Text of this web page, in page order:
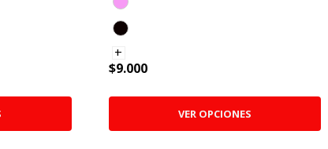
+
$9.000
VER OPCIONES